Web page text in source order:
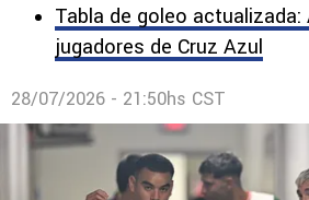
Tabla de goleo
jugadores de Cruz Azul
28/07/2026 - 21:50hs CST